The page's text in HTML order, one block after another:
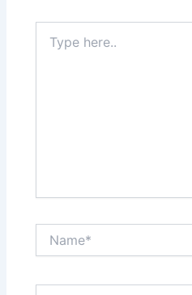
here..